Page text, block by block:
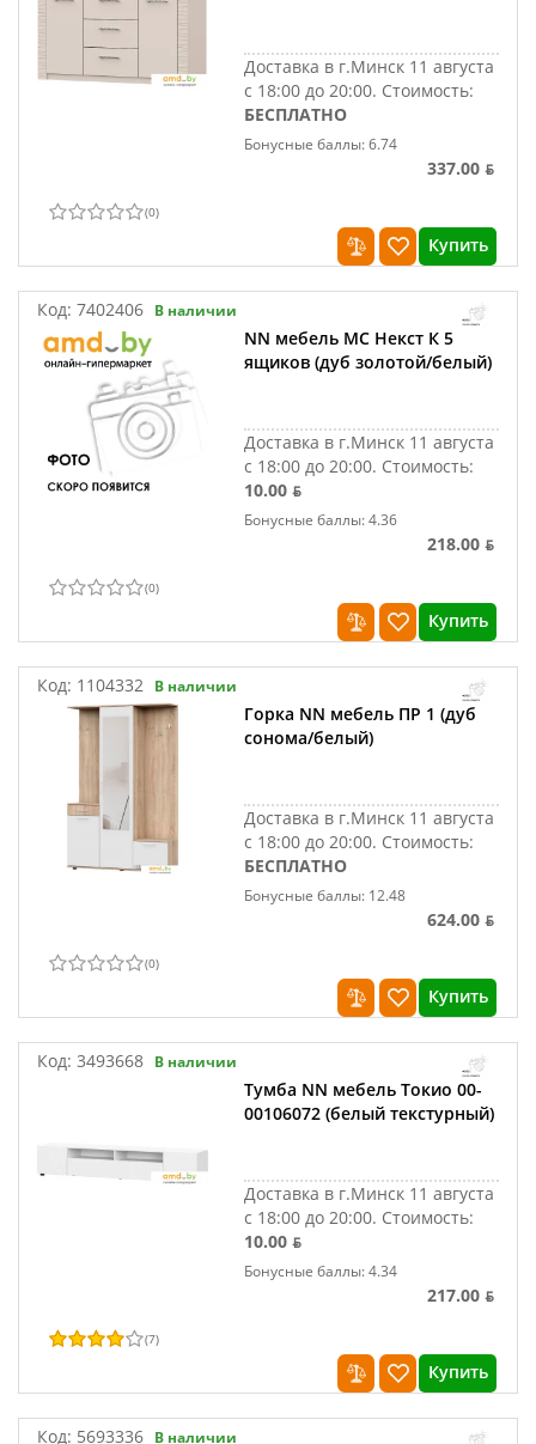
Доставка в г.Минск 11 августа
с 18:00 до 20:00. Стоимость:
БЕСПЛАТНО
Бонусные баллы: 6.74
337.00 ƃ
(0)
Купить
Код: 7402406 В наличии
NN мебель МС Некст К 5
ящиков (дуб золотой/белый)
Доставка в г.Минск 11 августа
с 18:00 до 20:00. Стоимость:
10.00 ƃ
Бонусные баллы: 4.36
218.00 ƃ
(0)
Купить
Код: 1104332 В наличии
Горка NN мебель ПР 1 (дуб
сонома/белый)
Доставка в г.Минск 11 августа
с 18:00 до 20:00. Стоимость:
БЕСПЛАТНО
Бонусные баллы: 12.48
624.00 ƃ
(0)
Купить
Код: 3493668 В наличии
Тумба NN мебель Токио 00-
00106072 (белый текстурный)
Доставка в г.Минск 11 августа
с 18:00 до 20:00. Стоимость:
10.00 ƃ
Бонусные баллы: 4.34
217.00 ƃ
(7)
Купить
Код: 5693336 В наличии